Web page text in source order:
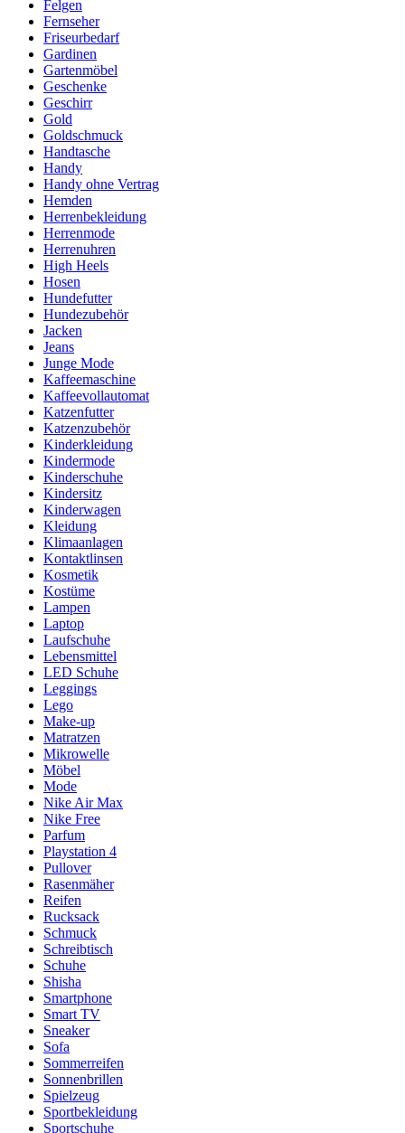
Felgen
Fernseher
Friseurbedarf
Gardinen
Gartenmöbel
Geschenke
Geschirr
Gold
Goldschmuck
Handtasche
Handy
Handy ohne Vertrag
Hemden
Herrenbekleidung
Herrenmode
Herrenuhren
High Heels
Hosen
Hundefutter
Hundezubehör
Jacken
Jeans
Junge Mode
Kaffeemaschine
Kaffeevollautomat
Katzenfutter
Katzenzubehör
Kinderkleidung
Kindermode
Kinderschuhe
Kindersitz
Kinderwagen
Kleidung
Klimaanlagen
Kontaktlinsen
Kosmetik
Kostüme
Lampen
Laptop
Laufschuhe
Lebensmittel
LED Schuhe
Leggings
Lego
Make-up
Matratzen
Mikrowelle
Möbel
Mode
Nike Air Max
Nike Free
Parfum
Playstation 4
Pullover
Rasenmäher
Reifen
Rucksack
Schmuck
Schreibtisch
Schuhe
Shisha
Smartphone
Smart TV
Sneaker
Sofa
Sommerreifen
Sonnenbrillen
Spielzeug
Sportbekleidung
Sportschuhe